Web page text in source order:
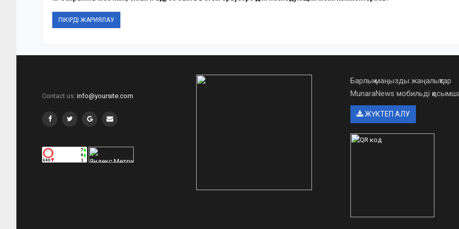
Contact us: info@yoursite.com
Барлық маңызды жаңалықтар
MunaraNews мобильді
ЖҮКТЕП АЛУ